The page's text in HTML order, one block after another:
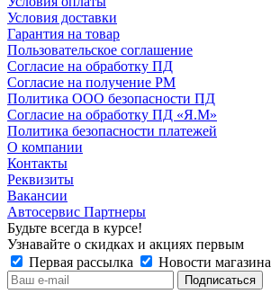
Условия доставки
Гарантия на товар
Пользовательское соглашение
Согласие на обработку ПД
Согласие на получение РМ
Политика ООО безопасности ПД
Согласие на обработку ПД «Я.М»
Политика безопасности платежей
О компании
Контакты
Реквизиты
Вакансии
Автосервис Партнеры
Будьте всегда в курсе!
Узнавайте о скидках и акциях первым
Первая рассылка
Новости магазина